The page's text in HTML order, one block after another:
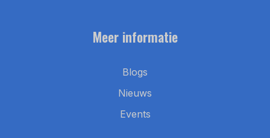
Meer informatie
Blogs
Nieuws
Events